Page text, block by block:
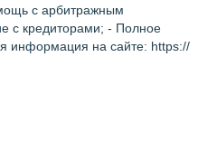
с арбитражным
с кредиторами; - Полное
информация на сайте: https://